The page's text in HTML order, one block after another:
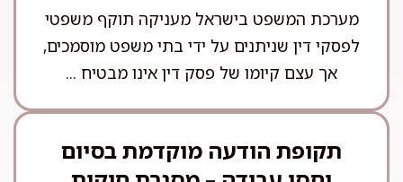
מערכת המשפט בישראל מעניקה תוקף משפטי
לפסקי דין שניתנים על ידי בתי משפט מוסמכים,
אך עצם קיומו של פסק דין אינו מבטיח ...
תקופת הודעה מוקדמת בסיום